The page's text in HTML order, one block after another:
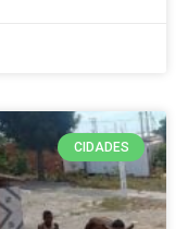
CIDADES